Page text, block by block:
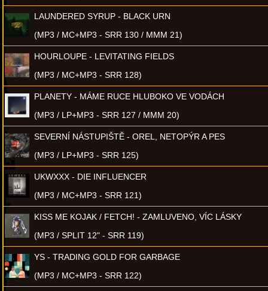
LAUNDERED SYRUP - BLACK URN
(MP3 / MC+MP3 - SRR 130 / MMM 21)
HOURLOUPE - LEVITATING FIELDS
(MP3 / MC+MP3 - SRR 128)
PLANETY - MÁME RUCE HLUBOKO VE VODÁCH
(MP3 / LP+MP3 - SRR 127 / MMM 20)
SEVERNÍ NÁSTUPIŠTĚ - OREL, NETOPÝR A PES
(MP3 / LP+MP3 - SRR 125)
UKWXXX - DIE INFLUENCER
(MP3 / MC+MP3 - SRR 121)
KISS ME KOJAK / FETCH! - ZAMLUVENO, VÍC LÁSKY
(MP3 / SPLIT 12" - SRR 119)
YS - TRADING GOLD FOR GARBAGE
(MP3 / MC+MP3 - SRR 122)